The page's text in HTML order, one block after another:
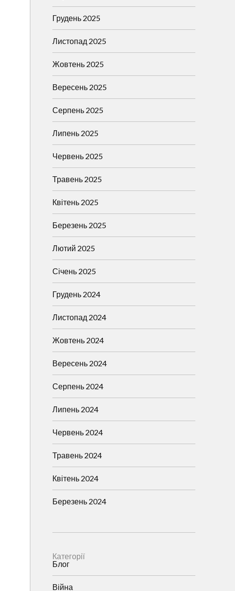
Грудень 2025
Листопад 2025
Жовтень 2025
Вересень 2025
Серпень 2025
Липень 2025
Червень 2025
Травень 2025
Квітень 2025
Березень 2025
Лютий 2025
Січень 2025
Грудень 2024
Листопад 2024
Жовтень 2024
Вересень 2024
Серпень 2024
Липень 2024
Червень 2024
Травень 2024
Квітень 2024
Березень 2024
Категорії
Блог
Війна